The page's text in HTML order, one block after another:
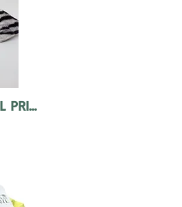
SCRUNCHIE ANIMAL PRINT COM ORELHA